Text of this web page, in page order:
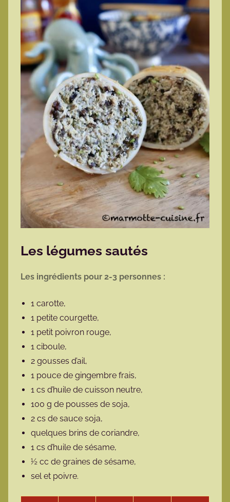
Les légumes sautés
Les ingrédients pour 2-3 personnes :
1 carotte,
1 petite courgette,
1 petit poivron rouge,
1 ciboule,
2 gousses d’ail,
1 pouce de gingembre frais,
1 cs d’huile de cuisson neutre,
100 g de pousses de soja,
2 cs de sauce soja,
quelques brins de coriandre,
1 cs d’huile de sésame,
½ cc de graines de sésame,
sel et poivre.